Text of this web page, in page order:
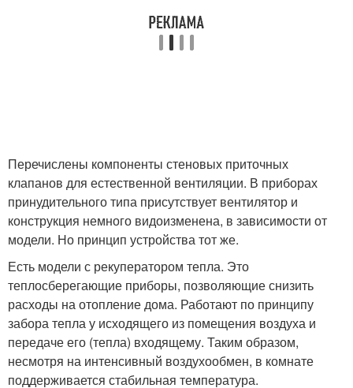
Перечислены компоненты стеновых приточных
клапанов для естественной вентиляции. В приборах
принудительного типа присутствует вентилятор и
конструкция немного видоизменена, в зависимости от
модели. Но принцип устройства тот же.
Есть модели с рекуператором тепла. Это
теплосберегающие приборы, позволяющие снизить
расходы на отопление дома. Работают по принципу
забора тепла у исходящего из помещения воздуха и
передаче его (тепла) входящему. Таким образом,
несмотря на интенсивный воздухообмен, в комнате
поддерживается стабильная температура.